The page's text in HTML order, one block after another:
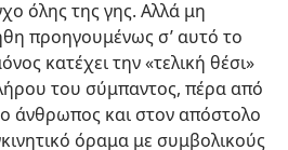
όλης της γης. Αλλά μη
προηγουμένως σ’ αυτό το
κατέχει την «τελική θέσι»
του σύμπαντος, πέρα από
άνθρωπος και στον απόστολο
όραμα με συμβολικούς